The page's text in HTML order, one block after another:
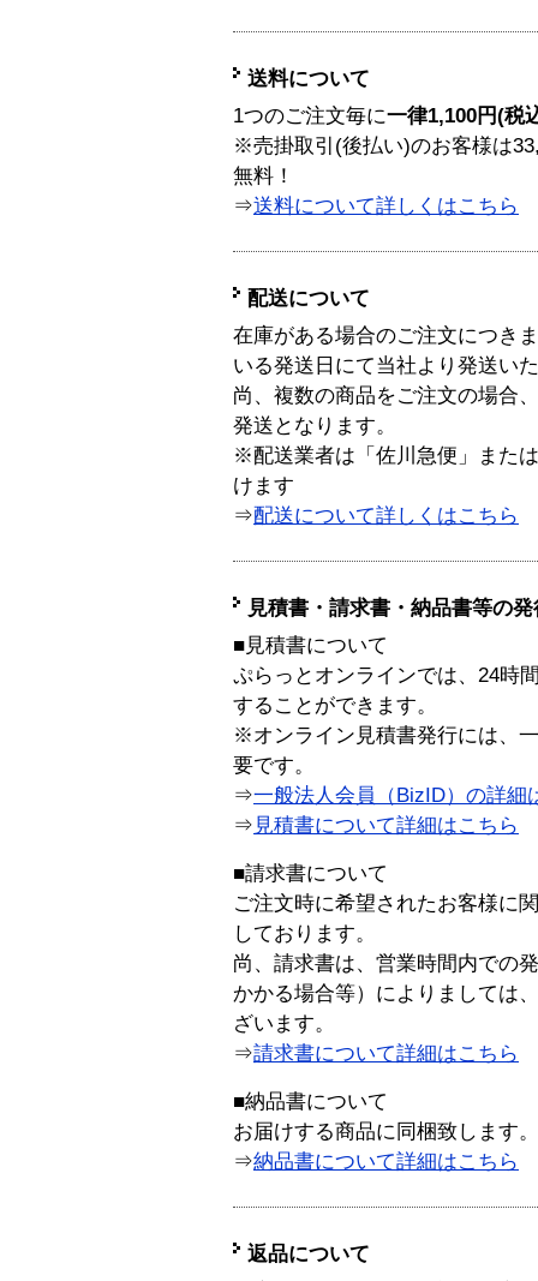
送料について
1つのご注文毎に一律1,100円(税
※売掛取引(後払い)のお客様は
無料！
⇒送料について詳しくはこちら
配送について
在庫がある場合のご注文につき
いる発送日にて当社より発送い
尚、複数の商品をご注文の場合
発送となります。
※配送業者は「佐川急便」また
けます
⇒配送について詳しくはこちら
見積書・請求書・納品書等の
■見積書について
ぷらっとオンラインでは、24時
することができます。
※オンライン見積書発行には、
要です。
⇒一般法人会員（BizID）の詳細
⇒ 見積書について詳細はこちら
■請求書について
ご注文時に希望されたお客様に
しております。
尚、請求書は、営業時間内での
かかる場合等）によりましては
ざいます。
⇒請求書について詳細はこちら
■納品書について
お届けする商品に同梱致します。
⇒納品書について詳細はこちら
返品について